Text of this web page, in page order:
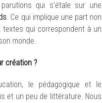
qui s’étale sur une
. Ce qui implique une part non
qui correspondent à un
monde.
création ?
le pédagogique et le
et un peu de littérature. Nous